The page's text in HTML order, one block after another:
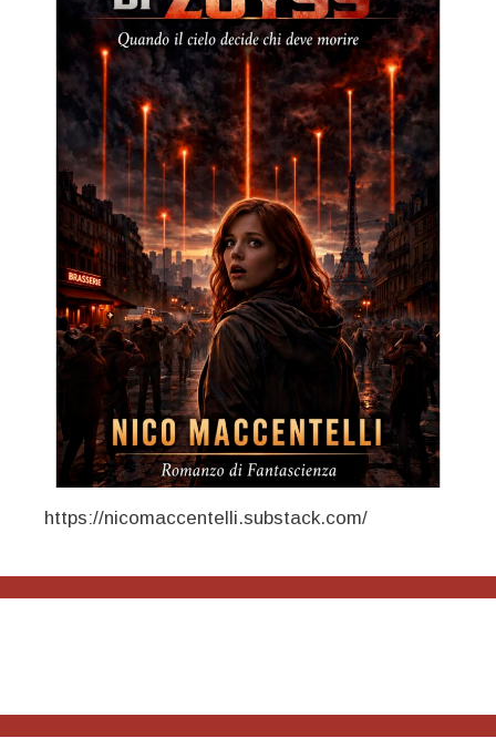
https://nicomaccentelli.substack.com/